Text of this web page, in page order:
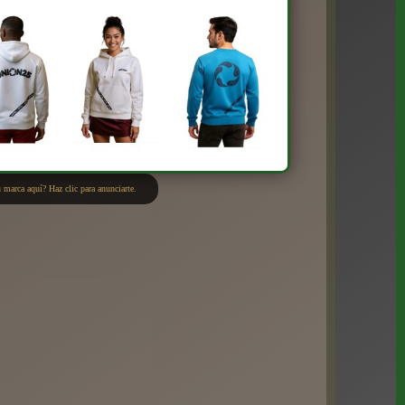
marca aquí? Haz clic para anunciarte.